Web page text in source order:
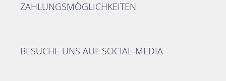
ZAHLUNGSMÖGLICHKEITEN
BESUCHE UNS AUF SOCIAL-MEDIA